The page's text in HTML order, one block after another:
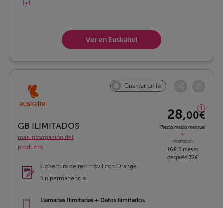
Ver en Euskaltel
Guardar tarifa
GB ILIMITADOS
más información del
producto
28,00€
Precio medio mensual
Promoción:
16€ 3 meses
después 32€
Cobertura de red móvil con Orange.
Sin permanencia.
Llamadas Ilimitadas + Datos ilimitados